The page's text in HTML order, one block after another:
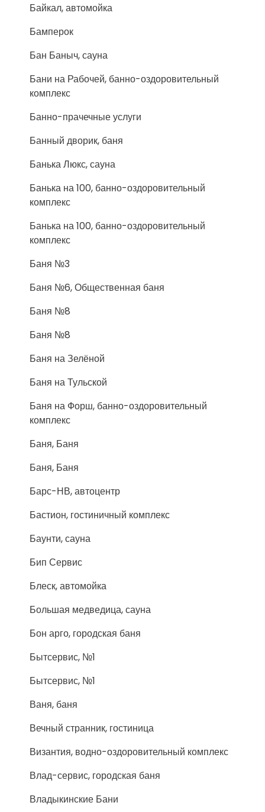
Байкал, автомойка
Бамперок
Бан Баныч, сауна
Бани на Рабочей, банно-оздоровительный
комплекс
Банно-прачечные услуги
Банный дворик, баня
Банька Люкс, сауна
Банька на 100, банно-оздоровительный
комплекс
Банька на 100, банно-оздоровительный
комплекс
Баня №3
Баня №6, Общественная баня
Баня №8
Баня №8
Баня на Зелёной
Баня на Тульской
Баня на Форш, банно-оздоровительный
комплекс
Баня, Баня
Баня, Баня
Барс-НВ, автоцентр
Бастион, гостиничный комплекс
Баунти, сауна
Бип Сервис
Блеск, автомойка
Большая медведица, сауна
Бон арго, городская баня
Бытсервис, №1
Бытсервис, №1
Ваня, баня
Вечный странник, гостиница
Византия, водно-оздоровительный комплекс
Влад-сервис, городская баня
Владыкинские Бани